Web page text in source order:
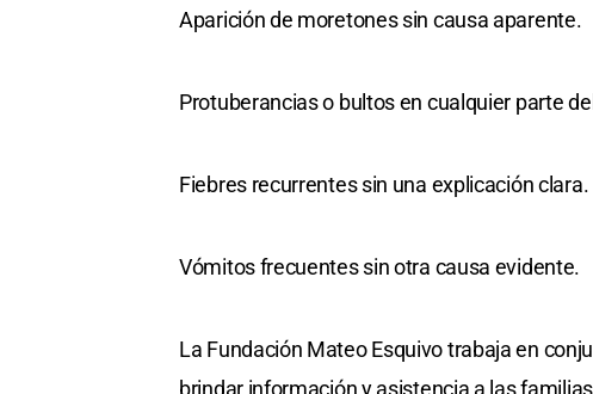
Aparición de moretones sin causa aparente.
Protuberancias o bultos en cualquier parte
Fiebres recurrentes sin una explicación clara.
Vómitos frecuentes sin otra causa evidente.
La Fundación Mateo Esquivo trabaja en
brindar información y asistencia a las